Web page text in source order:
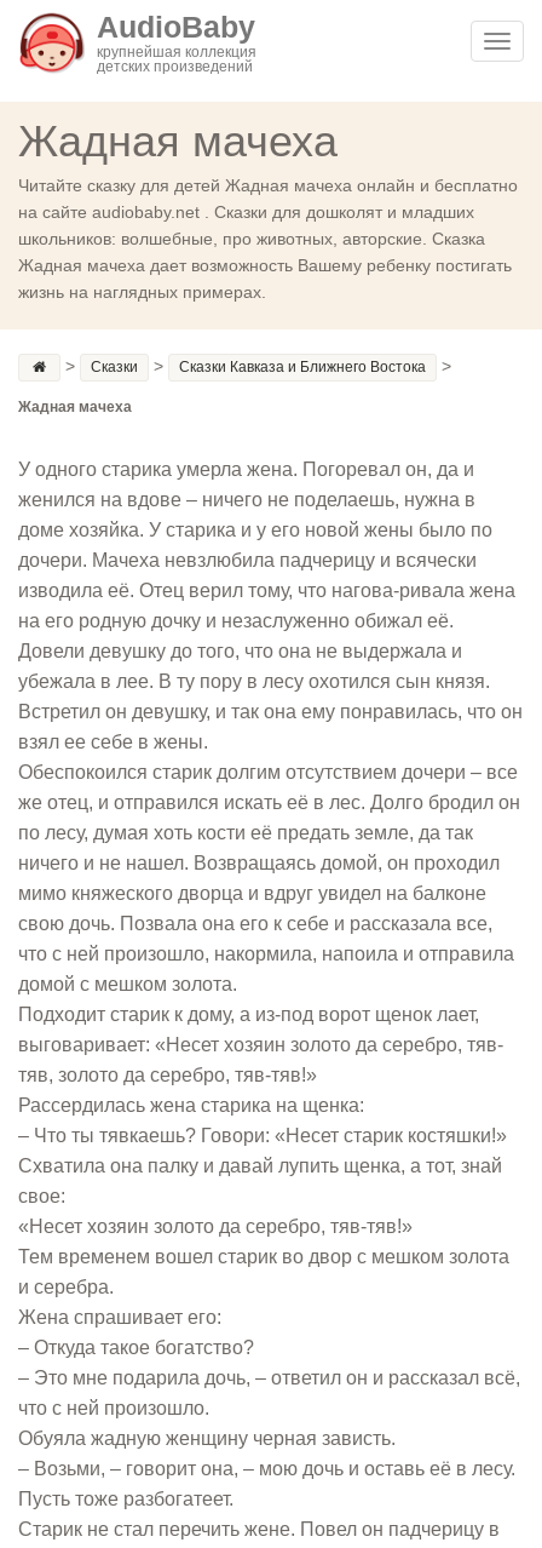
AudioBaby
крупнейшая коллекция
детских произведений
Жадная мачеха
Читайте сказку для детей Жадная мачеха онлайн и бесплатно
на сайте audiobaby.net . Сказки для дошколят и младших
школьников: волшебные, про животных, авторские. Сказка
Жадная мачеха дает возможность Вашему ребенку постигать
жизнь на наглядных примерах.
> Сказки > Сказки Кавказа и Ближнего Востока >
Жадная мачеха
У одного старика умерла жена. Погоревал он, да и
женился на вдове – ничего не поделаешь, нужна в
доме хозяйка. У старика и у его новой жены было по
дочери. Мачеха невзлюбила падчерицу и всячески
изводила её. Отец верил тому, что нагова-ривала жена
на его родную дочку и незаслуженно обижал её.
Довели девушку до того, что она не выдержала и
убежала в лее. В ту пору в лесу охотился сын князя.
Встретил он девушку, и так она ему понравилась, что он
взял ее себе в жены.
Обеспокоился старик долгим отсутствием дочери – все
же отец, и отправился искать её в лес. Долго бродил он
по лесу, думая хоть кости её предать земле, да так
ничего и не нашел. Возвращаясь домой, он проходил
мимо княжеского дворца и вдруг увидел на балконе
свою дочь. Позвала она его к себе и рассказала все,
что с ней произошло, накормила, напоила и отправила
домой с мешком золота.
Подходит старик к дому, а из-под ворот щенок лает,
выговаривает: «Несет хозяин золото да серебро, тяв-
тяв, золото да серебро, тяв-тяв!»
Рассердилась жена старика на щенка:
– Что ты тявкаешь? Говори: «Несет старик костяшки!»
Схватила она палку и давай лупить щенка, а тот, знай
свое:
«Несет хозяин золото да серебро, тяв-тяв!»
Тем временем вошел старик во двор с мешком золота
и серебра.
Жена спрашивает его:
– Откуда такое богатство?
– Это мне подарила дочь, – ответил он и рассказал всё,
что с ней произошло.
Обуяла жадную женщину черная зависть.
– Возьми, – говорит она, – мою дочь и оставь её в лесу.
Пусть тоже разбогатеет.
Старик не стал перечить жене. Повел он падчерицу в